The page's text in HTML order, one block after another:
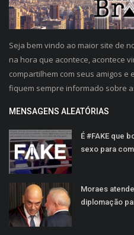
Seja bem vindo ao maior site de
na hora que acontece, acontece
compartilhem com seus amigos
fiquem sempre informado sobre
MENSAGENS ALEATÓRIAS
É #FAKE que
sexo para
Moraes
diplomação